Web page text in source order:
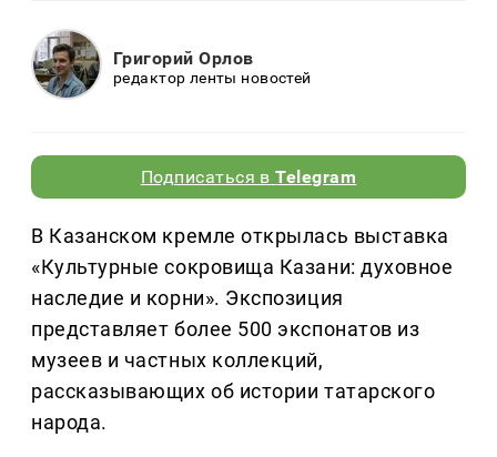
Григорий Орлов
редактор ленты новостей
Подписаться вTelegram
В Казанском кремле открылась выставка
«Культурные сокровища Казани: духовное
наследие и корни». Экспозиция
представляет более 500 экспонатов из
музеев и частных коллекций,
рассказывающих об истории татарского
народа.